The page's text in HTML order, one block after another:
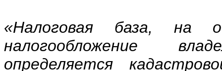
«Налоговая база, на
налогообложение
определяется